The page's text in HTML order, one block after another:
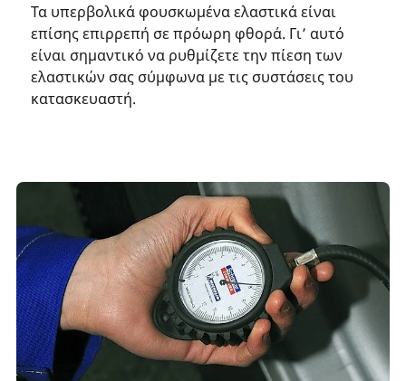
Τα υπερβολικά φουσκωμένα ελαστικά είναι
επίσης επιρρεπή σε πρόωρη φθορά. Γι’ αυτό
είναι σημαντικό να ρυθμίζετε την πίεση των
ελαστικών σας σύμφωνα με τις συστάσεις του
κατασκευαστή.